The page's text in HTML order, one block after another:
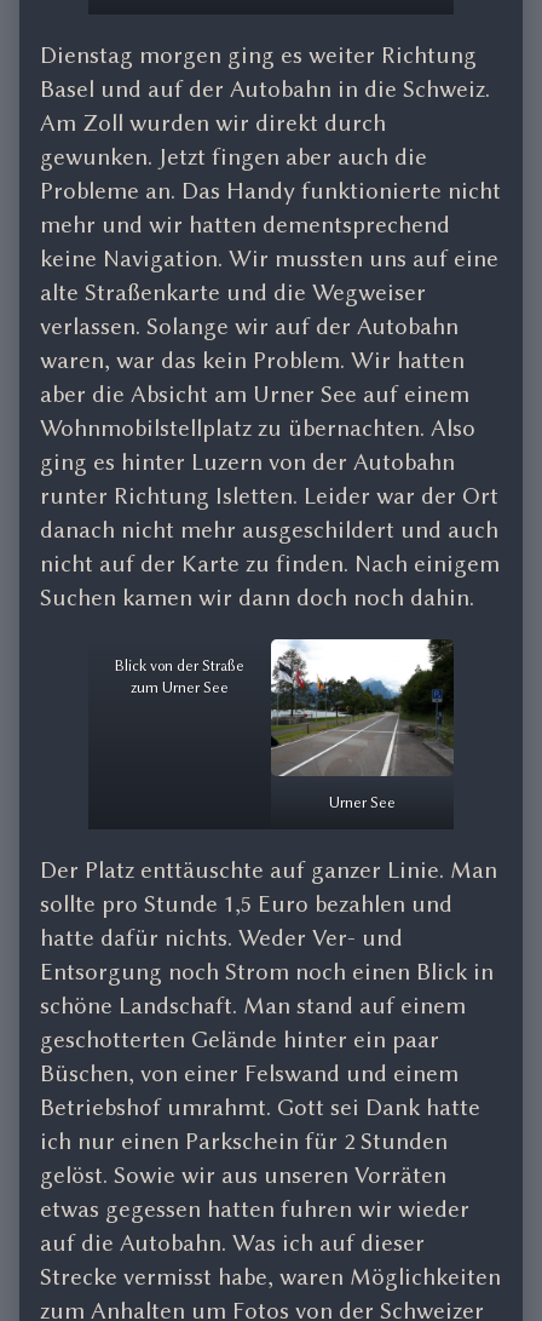
Dienstag morgen ging es weiter Richtung
Basel und auf der Autobahn in die Schweiz.
Am Zoll wurden wir direkt durch
gewunken. Jetzt fingen aber auch die
Probleme an. Das Handy funktionierte nicht
mehr und wir hatten dementsprechend
keine Navigation. Wir mussten uns auf eine
alte Straßenkarte und die Wegweiser
verlassen. Solange wir auf der Autobahn
waren, war das kein Problem. Wir hatten
aber die Absicht am Urner See auf einem
Wohnmobilstellplatz zu übernachten. Also
ging es hinter Luzern von der Autobahn
runter Richtung Isletten. Leider war der Ort
danach nicht mehr ausgeschildert und auch
nicht auf der Karte zu finden. Nach einigem
Suchen kamen wir dann doch noch dahin.
Blick von der Straße
zum Urner See
Urner See
Der Platz enttäuschte auf ganzer Linie. Man
sollte pro Stunde 1,5 Euro bezahlen und
hatte dafür nichts. Weder Ver- und
Entsorgung noch Strom noch einen Blick in
schöne Landschaft. Man stand auf einem
geschotterten Gelände hinter ein paar
Büschen, von einer Felswand und einem
Betriebshof umrahmt. Gott sei Dank hatte
ich nur einen Parkschein für 2 Stunden
gelöst. Sowie wir aus unseren Vorräten
etwas gegessen hatten fuhren wir wieder
auf die Autobahn. Was ich auf dieser
Strecke vermisst habe, waren Möglichkeiten
zum Anhalten um Fotos von der Schweizer